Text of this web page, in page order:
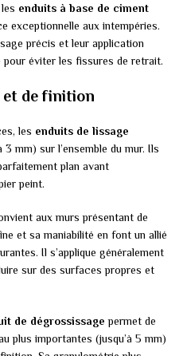
enduits à base de ciment
exceptionnelle aux intempéries.
précis et leur application
pour éviter les fissures de retrait.
et de finition
les enduits de lissage
mm) sur l’ensemble du mur. Ils
plan avant
peint.
aux murs présentant de
et sa maniabilité en font un allié
Il s’applique généralement
sur des surfaces propres et
de dégrossissage permet de
plus importantes (jusqu’à 5 mm)